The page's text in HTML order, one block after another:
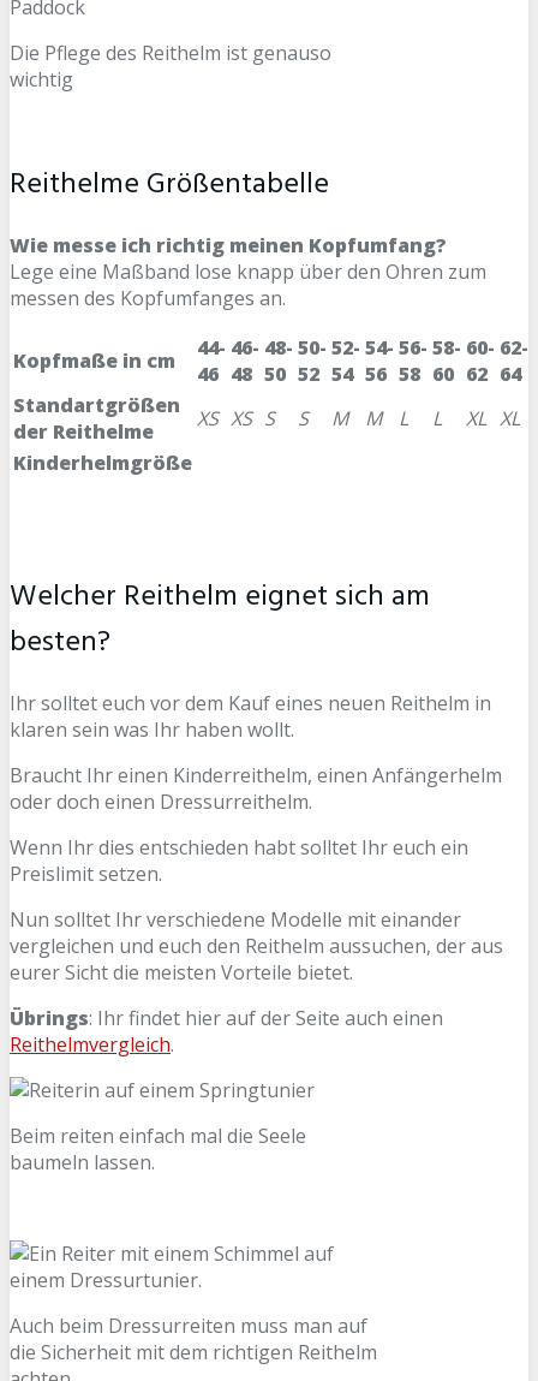
Die Pflege des Reithelm ist genauso
wichtig
Reithelme Größentabelle
Wie messe ich richtig meinen Kopfumfang?
Lege eine Maßband lose knapp über den Ohren zum
messen des Kopfumfanges an.
Kopfmaße in cm
44-
46
46-
48
48-
50
50-
52
52-
54
54-
56
56-
58
58-
60
60-
62
62-
64
Standartgrößen
der Reithelme
XS XS S S M M L L XL XL
Kinderhelmgröße
Welcher Reithelm eignet sich am
besten?
Ihr solltet euch vor dem Kauf eines neuen Reithelm in
klaren sein was Ihr haben wollt.
Braucht Ihr einen Kinderreithelm, einen Anfängerhelm
oder doch einen Dressurreithelm.
Wenn Ihr dies entschieden habt solltet Ihr euch ein
Preislimit setzen.
Nun solltet Ihr verschiedene Modelle mit einander
vergleichen und euch den Reithelm aussuchen, der aus
eurer Sicht die meisten Vorteile bietet.
Übrings: Ihr findet hier auf der Seite auch einen
Reithelmvergleich.
Beim reiten einfach mal die Seele
baumeln lassen.
Auch beim Dressurreiten muss man auf
die Sicherheit mit dem richtigen Reithelm